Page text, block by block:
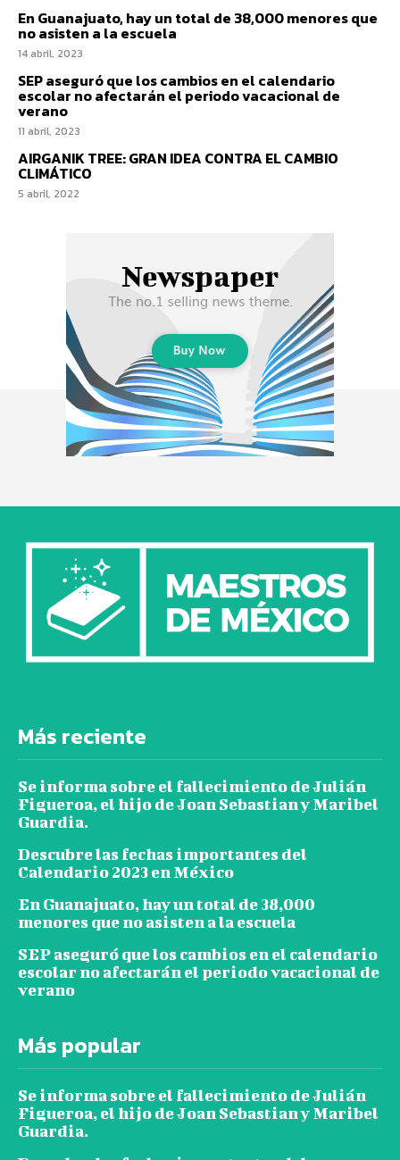
En Guanajuato, hay un total de 38,000 menores que
no asisten a la escuela
14 abril, 2023
SEP aseguró que los cambios en el calendario
escolar no afectarán el periodo vacacional de
verano
11 abril, 2023
AIRGANIK TREE: GRAN IDEA CONTRA EL CAMBIO
CLIMÁTICO
5 abril, 2022
Más reciente
Se informa sobre el fallecimiento de Julián
Figueroa, el hijo de Joan Sebastian y Maribel
Guardia.
Descubre las fechas importantes del
Calendario 2023 en México
En Guanajuato, hay un total de 38,000
menores que no asisten a la escuela
SEP aseguró que los cambios en el calendario
escolar no afectarán el periodo vacacional de
verano
Más popular
Se informa sobre el fallecimiento de Julián
Figueroa, el hijo de Joan Sebastian y Maribel
Guardia.